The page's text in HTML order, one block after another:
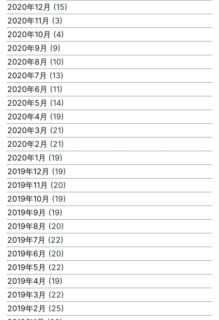
2020年12月 (15)
2020年11月 (3)
2020年10月 (4)
2020年9月 (9)
2020年8月 (10)
2020年7月 (13)
2020年6月 (11)
2020年5月 (14)
2020年4月 (19)
2020年3月 (21)
2020年2月 (21)
2020年1月 (19)
2019年12月 (19)
2019年11月 (20)
2019年10月 (19)
2019年9月 (19)
2019年8月 (20)
2019年7月 (22)
2019年6月 (20)
2019年5月 (22)
2019年4月 (19)
2019年3月 (22)
2019年2月 (25)